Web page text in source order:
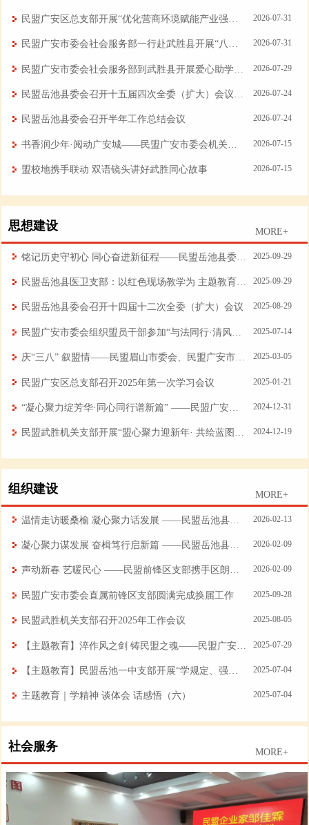
民盟广安区总支部开展“优化营商环境赋能产业强基 推动高质量发展”专题调研 2026-07-31
民盟广安市委会社会服务部一行赴武胜县开展“八一”慰问活动 2026-07-31
民盟广安市委会社会服务部到武胜县开展爱心助学活动 2026-07-29
民盟岳池县委会召开十五届四次全委（扩大）会议暨主题教育推进会 2026-07-24
民盟岳池县委会召开半年工作总结会议 2026-07-24
书香润少年·阅动广安城——民盟广安市委会机关总支部组织开展公益读书沙龙 点亮青少年文学成长之路 2026-07-15
盟校地携手联动 双语镜头讲好武胜同心故事 2026-07-15
思想建设 MORE+
铭记历史守初心 同心奋进新征程——民盟岳池县委会开展《731》观影活动 2025-09-29
民盟岳池县医卫支部：以红色现场教学为 主题教育“收官”铸魂 2025-09-29
民盟岳池县委会召开十四届十二次全委（扩大）会议 2025-08-29
民盟广安市委会组织盟员干部参加“与法同行·清风扬帆” 法治教育暨政治理论学习专题讲座 2025-07-14
庆“三八” 叙盟情——民盟眉山市委会、民盟广安市委会开展主题学习教育暨盟务工作交流活动 2025-03-05
民盟广安区总支部召开2025年第一次学习会议 2025-01-21
“凝心聚力绽芳华·同心同行谱新篇” ——民盟广安市直属邻水县支部举行2025迎新联谊会 2024-12-31
民盟武胜机关支部开展“盟心聚力迎新年· 共绘蓝图启新程”主题教育活动 2024-12-19
组织建设 MORE+
温情走访暖桑榆 凝心聚力话发展 ——民盟岳池县委会走访慰问退休盟员 2026-02-13
凝心聚力谋发展 奋楫笃行启新篇 ——民盟岳池县科技支部召开2025 年度工作总结会 2026-02-09
声动新春 艺暖民心 ——民盟前锋区支部携手区朗诵协会共迎新春 2026-02-09
民盟广安市委会直属前锋区支部圆满完成换届工作 2025-09-28
民盟武胜机关支部召开2025年工作会议 2025-08-05
【主题教育】淬作风之剑 铸民盟之魂——民盟广安市委会机关总支部主题教育研讨会筑牢思想防线 2025-07-29
【主题教育】民盟岳池一中支部开展“学规定、强作风、树形象”主题教育活动 2025-07-04
主题教育｜学精神 谈体会 话感悟（六） 2025-07-04
社会服务 MORE+